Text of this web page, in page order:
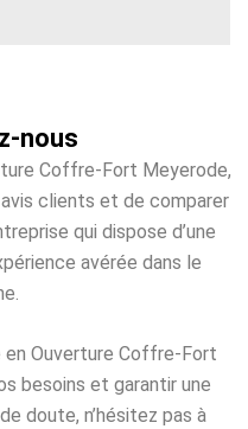
nous
Coffre-Fort Meyerode,
clients et de comparer
qui dispose d’une
avérée dans le
en Ouverture Coffre-Fort
besoins et garantir une
doute, n’hésitez pas à